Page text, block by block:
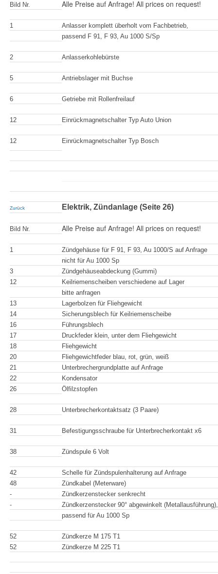
Bild Nr. Alle Preise auf Anfrage! All prices on request!
1
Anlasser komplett überholt vom Fachbetrieb,
passend F 91, F 93, Au 1000 S/Sp
2 Anlasserkohlebürste
5 Antriebslager mit Buchse
6 Getriebe mit Rollenfreilauf
12 Einrückmagnetschalter Typ Auto Union
12 Einrückmagnetschalter Typ Bosch
Zurück Elektrik, Zündanlage (Seite 26)
Bild Nr. Alle Preise auf Anfrage! All prices on request!
1
Zündgehäuse für F 91, F 93, Au 1000/S auf Anfrage
nicht für Au 1000 Sp
3
Zündgehäuseabdeckung (Gummi)
12
Keilriemenscheiben verschiedene auf Lager
bitte anfragen
13
Lagerbolzen für Fliehgewicht
14
Sicherungsblech für Keilriemenscheibe
16
Führungsblech
17
Druckfeder klein, unter dem Fliehgewicht
18
Fliehgewicht
20
Fliehgewichtfeder blau, rot, grün, weiß
21
Unterbrechergrundplatte auf Anfrage
22
Kondensator
26
Ölfilzstopfen
28 Unterbrecherkontaktsatz (3 Paare)
31 Befestigungsschraube für Unterbrecherkontakt x6
38 Zündspule 6 Volt
42
Schelle für Zündspulenhalterung auf Anfrage
48
Zündkabel (Meterware)
-
Zündkerzenstecker senkrecht
-
Zündkerzenstecker 90° abgewinkelt (Metallausführung),
passend für Au 1000 Sp
52
Zündkerze M 175 T1
52
Zündkerze M 225 T1